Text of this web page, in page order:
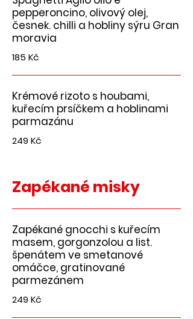
pepperoncino, olivový olej,
česnek. chilli a hobliny sýru Gran
moravia
185 Kč
Krémové rizoto s houbami,
kuřecím prsíčkem a hoblinami
parmazánu
249 Kč
Zapékané misky
Zapékané gnocchi s kuřecím
masem, gorgonzolou a list.
špenátem ve smetanové
omáčce, gratinované
parmezánem
249 Kč